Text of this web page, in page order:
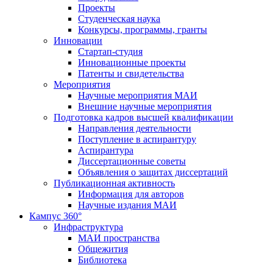
Проекты
Студенческая наука
Конкурсы, программы, гранты
Инновации
Стартап-студия
Инновационные проекты
Патенты и свидетельства
Мероприятия
Научные мероприятия МАИ
Внешние научные мероприятия
Подготовка кадров высшей квалификации
Направления деятельности
Поступление в аспирантуру
Аспирантура
Диссертационные советы
Объявления о защитах диссертаций
Публикационная активность
Информация для авторов
Научные издания МАИ
Кампус 360°
Инфраструктура
МАИ пространства
Общежития
Библиотека